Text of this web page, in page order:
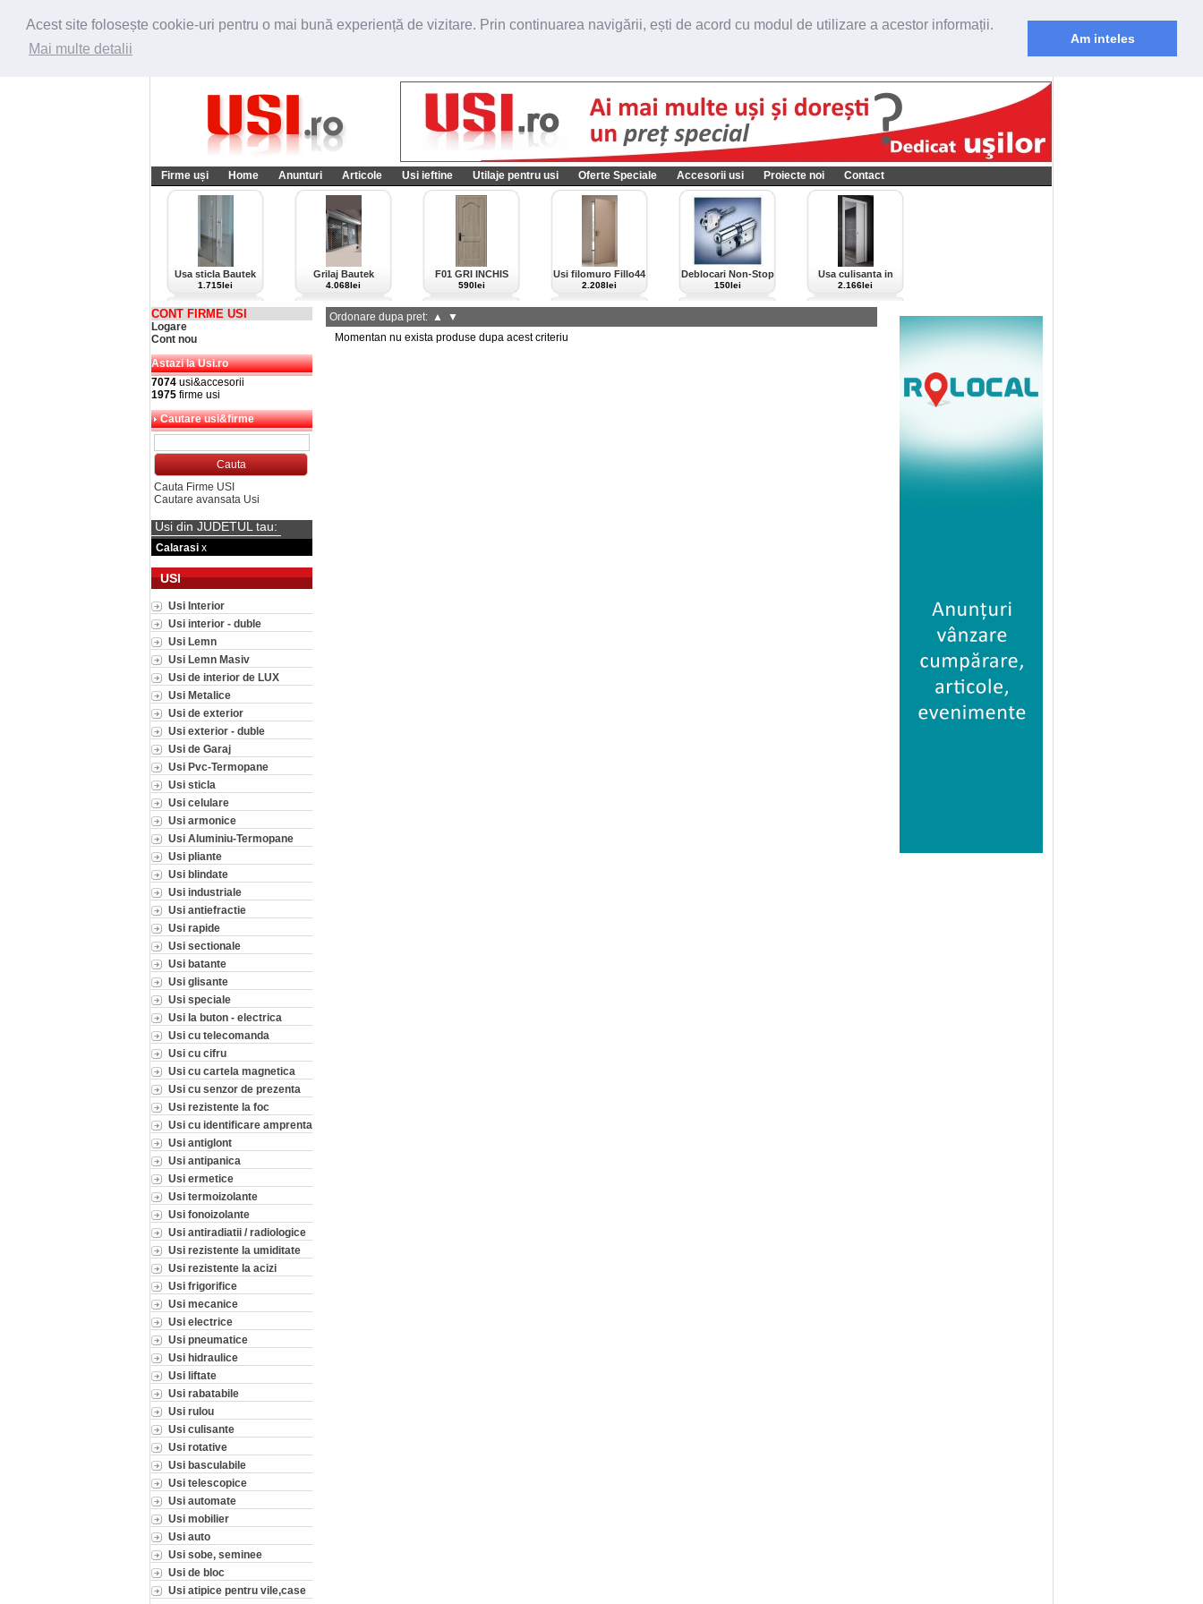
Acest site folosește cookie-uri pentru o mai bună experiență de vizitare. Prin continuarea navigării, ești de acord cu modul de utilizare a acestor informații.
Mai multe detalii
Am inteles
Firme uși Home Anunturi Articole Usi ieftine Utilaje pentru usi Oferte Speciale Accesorii usi Proiecte noi Contact
Usa sticla Bautek
1.715lei
Grilaj Bautek
4.068lei
F01 GRI INCHIS
590lei
Usi filomuro Fillo44
import Italia
2.208lei
Deblocari Non-Stop
150lei
Usa culisanta in
perete Scrigno,
culoare alba-bianco
2.166lei
CONT FIRME USI
Logare
Cont nou
Astazi la Usi.ro
7074 usi&accesorii
1975 firme usi
Cautare usi&firme
Cauta Firme USI
Cautare avansata Usi
Usi din JUDETUL tau:
Calarasi x
USI
Usi Interior
Usi interior - duble
Usi Lemn
Usi Lemn Masiv
Usi de interior de LUX
Usi Metalice
Usi de exterior
Usi exterior - duble
Usi de Garaj
Usi Pvc-Termopane
Usi sticla
Usi celulare
Usi armonice
Usi Aluminiu-Termopane
Usi pliante
Usi blindate
Usi industriale
Usi antiefractie
Usi rapide
Usi sectionale
Usi batante
Usi glisante
Usi speciale
Usi la buton - electrica
Usi cu telecomanda
Usi cu cifru
Usi cu cartela magnetica
Usi cu senzor de prezenta
Usi rezistente la foc
Usi cu identificare amprenta
Usi antiglont
Usi antipanica
Usi ermetice
Usi termoizolante
Usi fonoizolante
Usi antiradiatii / radiologice
Usi rezistente la umiditate
Usi rezistente la acizi
Usi frigorifice
Usi mecanice
Usi electrice
Usi pneumatice
Usi hidraulice
Usi liftate
Usi rabatabile
Usi rulou
Usi culisante
Usi rotative
Usi basculabile
Usi telescopice
Usi automate
Usi mobilier
Usi auto
Usi sobe, seminee
Usi de bloc
Usi atipice pentru vile,case
Ordonare dupa pret: ▲
▼
Momentan nu exista produse dupa acest criteriu